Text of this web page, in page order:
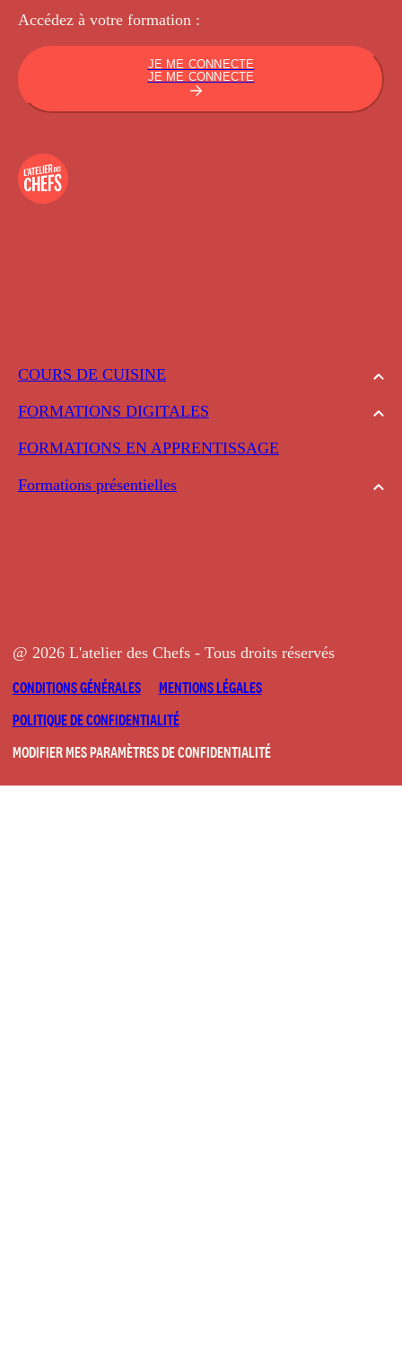
COURS DE CUISINE
FORMATIONS DIGITALES
FORMATIONS EN APPRENTISSAGE
Formations présentielles
Accédez à votre formation :
JE ME CONNECTE
JE ME CONNECTE
@ 2026 L'atelier des Chefs - Tous droits réservés
CONDITIONS GÉNÉRALES
MENTIONS LÉGALES
POLITIQUE DE CONFIDENTIALITÉ
MODIFIER MES PARAMÈTRES DE CONFIDENTIALITÉ